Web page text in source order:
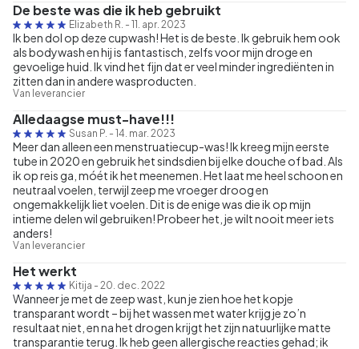
De beste was die ik heb gebruikt
Elizabeth R. - 11. apr. 2023
Ik ben dol op deze cupwash! Het is de beste. Ik gebruik hem ook
als bodywash en hij is fantastisch, zelfs voor mijn droge en
gevoelige huid. Ik vind het fijn dat er veel minder ingrediënten in
zitten dan in andere wasproducten.
Van leverancier
Alledaagse must-have!!!
Susan P. - 14. mar. 2023
Meer dan alleen een menstruatiecup-was! Ik kreeg mijn eerste
tube in 2020 en gebruik het sindsdien bij elke douche of bad. Als
ik op reis ga, móét ik het meenemen. Het laat me heel schoon en
neutraal voelen, terwijl zeep me vroeger droog en
ongemakkelijk liet voelen. Dit is de enige was die ik op mijn
intieme delen wil gebruiken! Probeer het, je wilt nooit meer iets
anders!
Van leverancier
Het werkt
Kitija - 20. dec. 2022
Wanneer je met de zeep wast, kun je zien hoe het kopje
transparant wordt – bij het wassen met water krijg je zo’n
resultaat niet, en na het drogen krijgt het zijn natuurlijke matte
transparantie terug. Ik heb geen allergische reacties gehad; ik